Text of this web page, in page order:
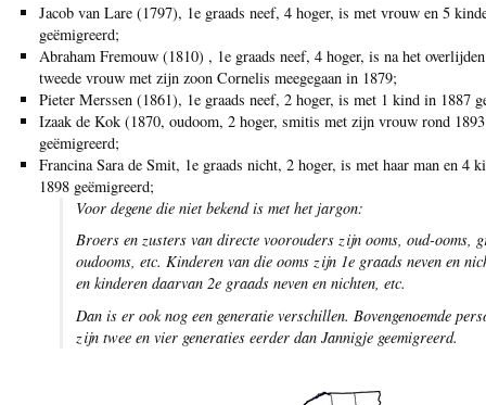
Jacob van Lare (1797), 1e graads neef, 4 hoger, is met vrouw en 5
geëmigreerd;
Abraham Fremouw (1810) , 1e graads neef, 4 hoger, is na het
tweede vrouw met zijn zoon Cornelis meegegaan in 1879;
Pieter Merssen (1861), 1e graads neef, 2 hoger, is met 1 kind in 1887
Izaak de Kok (1870, oudoom, 2 hoger, smitis met zijn vrouw rond 1893
geëmigreerd;
Francina Sara de Smit, 1e graads nicht, 2 hoger, is met haar man en 4
1898 geëmigreerd;
Voor degene die niet bekend is met het jargon:
Broers en zusters van directe voorouders zijn ooms, oud-ooms,
oudooms, etc. Kinderen van die ooms zijn 1e graads neven en
en kinderen daarvan 2e graads neven en nichten, etc.
Dan is er ook nog een generatie verschillen. Bovengenoemde
zijn twee en vier generaties eerder dan Jannigje geemigreerd.